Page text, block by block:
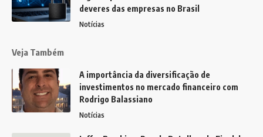
deveres das empresas no Brasil
Notícias
Veja Também
A importância da diversificação de
investimentos no mercado financeiro com
Rodrigo Balassiano
Notícias